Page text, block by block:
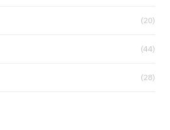
(20)
(44)
(28)